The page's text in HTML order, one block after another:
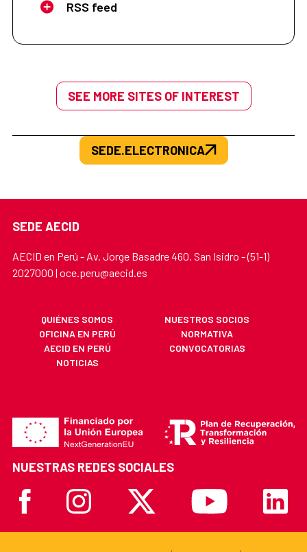
RSS feed
SEE MORE SITES OF INTEREST
SEDE.ELECTRONICA
SEDE AECID
AECID en Perú - Av. Jorge Basadre 460. San Isidro - (51-1)
2027000 | oce.peru@aecid.es
QUIÉNES SOMOS
NUESTROS SOCIOS
OFICINA EN PERÚ
NORMATIVA
AECID EN PERÚ
CONVOCATORIAS
NOTICIAS
NUESTRAS REDES SOCIALES
FacebookInstagram X Youtube Linkedin